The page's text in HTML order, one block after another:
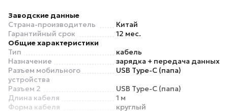
Заводские данные
Страна-производитель
Китай
Гарантийный срок
12 мес.
Общие характеристики
Тип
кабель
Назначение
зарядка + передача данных
Разъем мобильного
устройства
USB Type-C (папа)
Разъем 2
USB Type-C (папа)
Длина кабеля
1 м
Форма кабеля
круглый